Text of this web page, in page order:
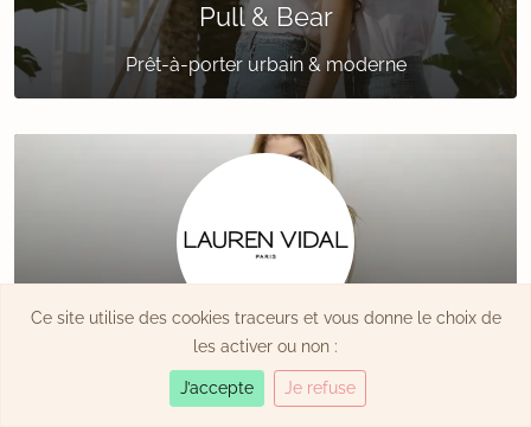
Pull & Bear
Prêt-à-porter urbain & moderne
Lauren Vidal
Prêt-à-porter féminin contemporain
Ce site utilise des cookies traceurs et vous donne le choix de
les activer ou non :
J’accepte Je refuse